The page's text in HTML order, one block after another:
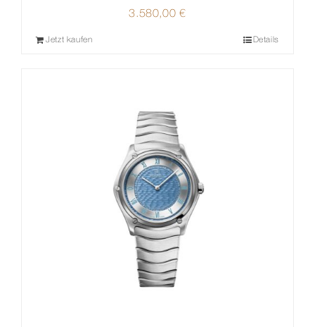
3.580,00€
Jetzt kaufen Details